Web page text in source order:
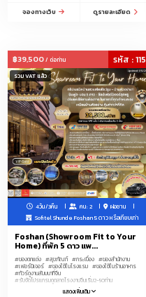
จองทางเว็บ ดูรายละเอียด
฿39,500/ ต่อท่าน
รวม VAT แล้ว
รหัส : 115
4วัน/3คืน คน: 2
ฝอซาน
Sofitel Shunde Foshan 5 ดาว หรือเทียบเท่า
Foshan (Showroom Fit to Your
Home) ที่พัก 5 ดาว แพ...
#ของตกแต่ง #สุขภัณฑ์ #กระเบื้อง #ของสำนักงาน
#เฟอร์นิเจอร์ #ของใช้ในโรงแรม #ของใช้ในร้านอาหาร
#ทัวร์ดูงานสัมมนาที่จีน
#รับจัดโปรแกรมดูตลาดโรงงานจีนเริ่ม2-50ท่าน
แสดงเพิ่มเติม